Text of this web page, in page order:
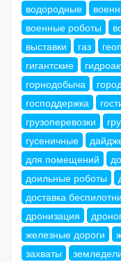
водородные
военные роботы
выставки
газ
гигантские
горнодобыча
город
господдержка
грузоперевозки
гусеничные
для помещений
доильные роботы
доставка
дронизация
железные дороги
захваты